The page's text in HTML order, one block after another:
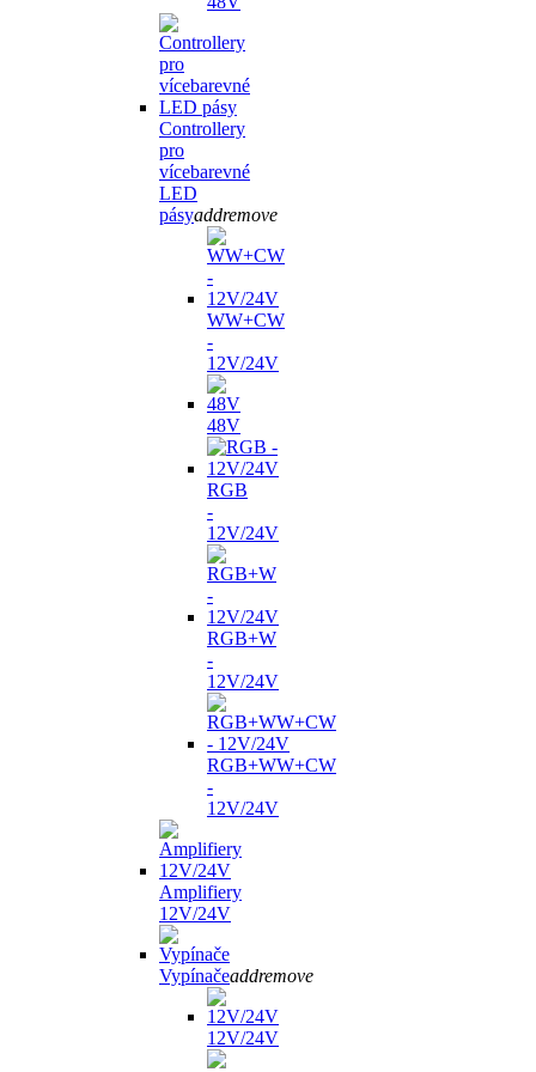
Controllery
pro
vícebarevné
LED
pásyaddremove
WW+CW
-
12V/24V
48V
RGB
-
12V/24V
RGB+W
-
12V/24V
RGB+WW+CW
-
12V/24V
Amplifiery
12V/24V
Vypínačeaddremove
12V/24V